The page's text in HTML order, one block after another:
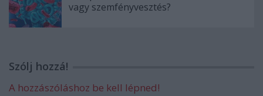
vagy szemfényvesztés?
Szólj hozzá!
A hozzászóláshoz be kell lépned!